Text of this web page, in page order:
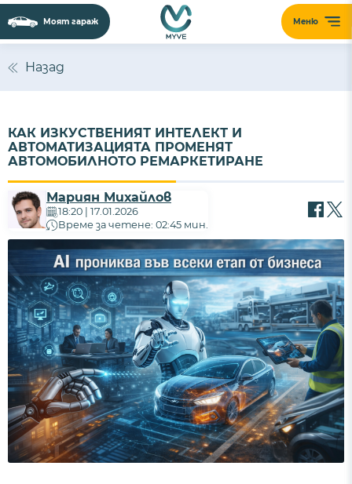
Меню
Моят гараж
Назад
КАК ИЗКУСТВЕНИЯТ ИНТЕЛЕКТ И
АВТОМАТИЗАЦИЯТА ПРОМЕНЯТ
АВТОМОБИЛНОТО РЕМАРКЕТИРАНЕ
Мариян Михайлов
18:20 | 17.01.2026
Време за четене: 02:45 мин.